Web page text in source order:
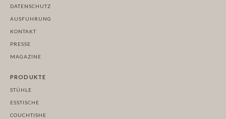
DATENSCHUTZ
AUSFUHRUNG
KONTAKT
PRESSE
MAGAZINE
PRODUKTE
STÜHLE
ESSTISCHE
COUCHTISHE